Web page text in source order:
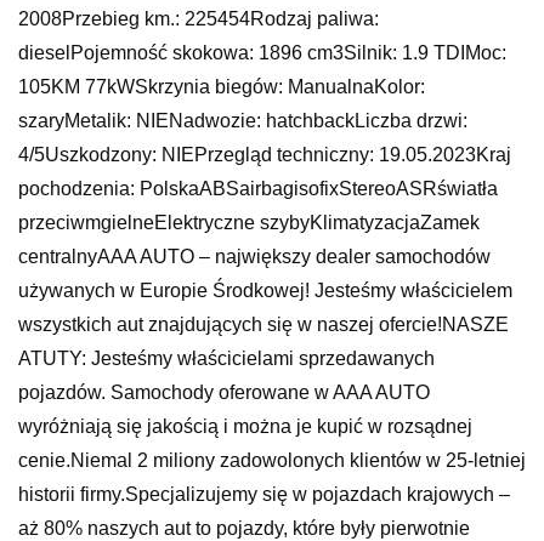
2008Przebieg km.: 225454Rodzaj paliwa:
dieselPojemność skokowa: 1896 cm3Silnik: 1.9 TDIMoc:
105KM 77kWSkrzynia biegów: ManualnaKolor:
szaryMetalik: NIENadwozie: hatchbackLiczba drzwi:
4/5Uszkodzony: NIEPrzegląd techniczny: 19.05.2023Kraj
pochodzenia: PolskaABSairbagisofixStereoASRświatła
przeciwmgielneElektryczne szybyKlimatyzacjaZamek
centralnyAAA AUTO – największy dealer samochodów
używanych w Europie Środkowej! Jesteśmy właścicielem
wszystkich aut znajdujących się w naszej ofercie!NASZE
ATUTY: Jesteśmy właścicielami sprzedawanych
pojazdów. Samochody oferowane w AAA AUTO
wyróżniają się jakością i można je kupić w rozsądnej
cenie.Niemal 2 miliony zadowolonych klientów w 25-letniej
historii firmy.Specjalizujemy się w pojazdach krajowych –
aż 80% naszych aut to pojazdy, które były pierwotnie